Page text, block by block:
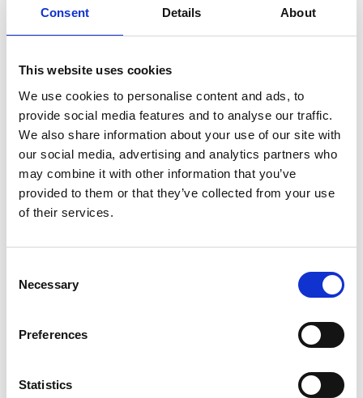
Consent Details About
This website uses cookies
We use cookies to personalise content and ads, to
provide social media features and to analyse our traffic.
We also share information about your use of our site with
our social media, advertising and analytics partners who
may combine it with other information that you’ve
provided to them or that they’ve collected from your use
of their services.
Selection
Necessary
Preferences
Statistics
agus gníomhaireachtaí ar nós Údarás na Gaeltachta, Oifig
na nOibreacha Poiblí, an tÚdarás um Bóithre Náisiúnta
ealaíne go gníomhach faoin scéim seo.
Tá an Scéim Céatadáin d'Ealaín imfhálaithe, is é sin níl sé ar
fáil ach amháin le haghaidh saothair ealaíne agus níl sé ar
fáil le haghaidh aon chuspóra eile cosúil le feabhsúchán
ailtireachta nó gné dearaidh nó tírdhreachú, srl. Baineann
méid an bhuiséid le haghaidh Céatadán d'Ealaín leis an
gcostas iomlán tógála caipitil a ríomhtar de réir na
an buiséid iomlán chaipitil, faoi réir na dteorainneacha
éagsúla. I gcás tionscadail tógála a chosnaíonn suas le
€2,550,000, d'fhéadfadh buiséad ealaíne suas le €25,000 a
bheith san áireamh leis.I gcás tionscadal a chosnaíonn idir